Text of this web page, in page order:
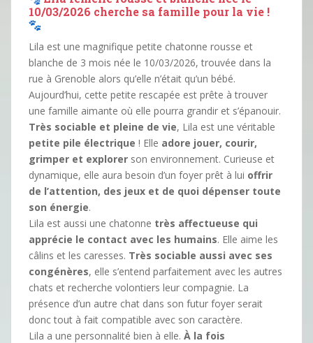
10/03/2026 cherche sa famille pour la vie !
Lila est une magnifique petite chatonne rousse et
blanche de 3 mois née le 10/03/2026, trouvée dans la
rue à Grenoble alors qu’elle n’était qu’un bébé.
Aujourd’hui, cette petite rescapée est prête à trouver
une famille aimante où elle pourra grandir et s’épanouir.
Très sociable et pleine de vie, Lila est une véritable
petite pile électrique ! Elle adore jouer, courir,
grimper et explorer son environnement. Curieuse et
dynamique, elle aura besoin d’un foyer prêt à lui offrir
de l’attention, des jeux et de quoi dépenser toute
son énergie.
Lila est aussi une chatonne très affectueuse qui
apprécie le contact avec les humains. Elle aime les
câlins et les caresses. Très sociable aussi avec ses
congénères, elle s’entend parfaitement avec les autres
chats et recherche volontiers leur compagnie. La
présence d’un autre chat dans son futur foyer serait
donc tout à fait compatible avec son caractère.
Lila a une personnalité bien à elle. À la fois